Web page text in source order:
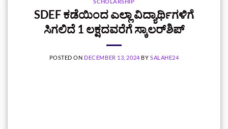
SDEF ಕಡೆಯಿಂದ ಎಲ್ಲಾ ವಿದ್ಯಾರ್ಥಿಗಳಿಗೆ
ಸಿಗಲಿದೆ 1 ಲಕ್ಷದವರೆಗೆ ಸ್ಕಾಲರ್‌ಶಿಪ್‌
POSTED ON DECEMBER 13, 2024 BY SALAHE24